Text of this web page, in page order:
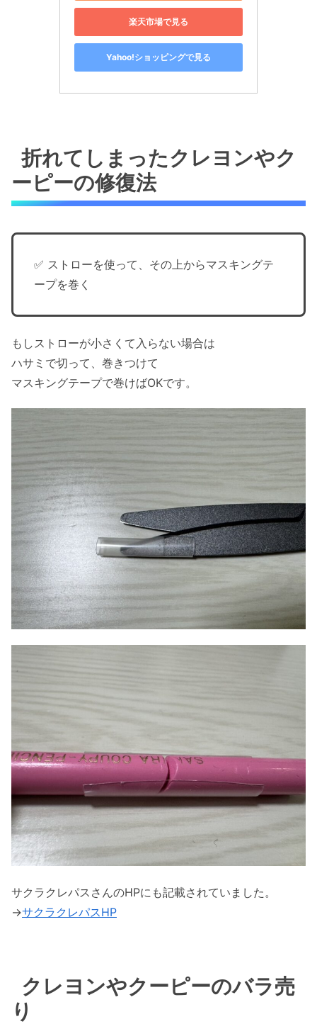
楽天市場で見る
Yahoo!ショッピングで見る
折れてしまったクレヨンやク
ーピーの修復法
✅ ストローを使って、その上からマスキングテ
ープを巻く
もしストローが小さくて入らない場合は
ハサミで切って、巻きつけて
マスキングテープで巻けばOKです。
サクラクレパスさんのHPにも記載されていました。
→サクラクレパスHP
クレヨンやクーピーのバラ売
り